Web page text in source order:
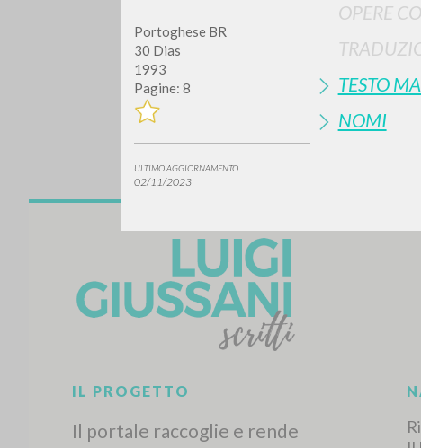
Portoghese BR
30 Dias
1993
Pagine: 8
ULTIMO AGGIORNAMENTO
02/11/2023
OPERE
TESTO
NOMI
Vuoi
TIPOLOGIA OPERA